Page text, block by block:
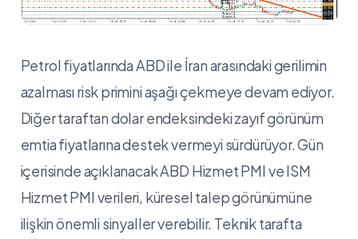
Petrol fiyatlarında ABD ile İran arasındaki gerilimin
azalması risk primini aşağı çekmeye devam ediyor.
Diğer taraftan dolar endeksindeki zayıf görünüm
emtia fiyatlarına destek vermeyi sürdürüyor. Gün
içerisinde açıklanacak ABD Hizmet PMI ve ISM
Hizmet PMI verileri, küresel talep görünümüne
ilişkin önemli sinyaller verebilir. Teknik tarafta